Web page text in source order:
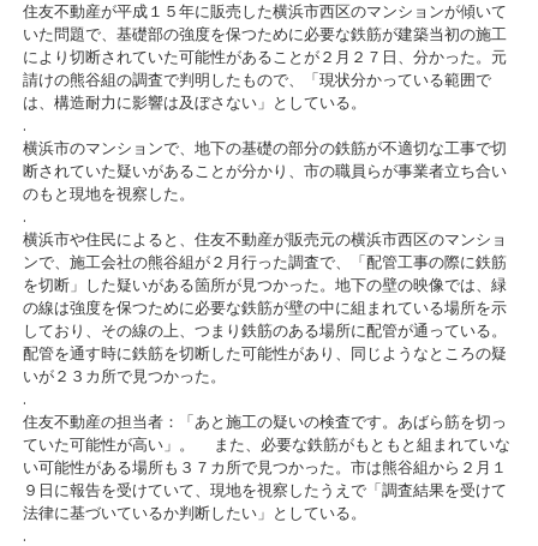
住友不動産が平成１５年に販売した横浜市西区のマンションが傾いて
いた問題で、基礎部の強度を保つために必要な鉄筋が建築当初の施工
により切断されていた可能性があることが２月２７日、分かった。元
請けの熊谷組の調査で判明したもので、「現状分かっている範囲で
は、構造耐力に影響は及ぼさない」としている。
横浜市のマンションで、地下の基礎の部分の鉄筋が不適切な工事で切
断されていた疑いがあることが分かり、市の職員らが事業者立ち合い
のもと現地を視察した。
横浜市や住民によると、住友不動産が販売元の横浜市西区のマンショ
ンで、施工会社の熊谷組が２月行った調査で、「配管工事の際に鉄筋
を切断」した疑いがある箇所が見つかった。地下の壁の映像では、緑
の線は強度を保つために必要な鉄筋が壁の中に組まれている場所を示
しており、その線の上、つまり鉄筋のある場所に配管が通っている。
配管を通す時に鉄筋を切断した可能性があり、同じようなところの疑
いが２３カ所で見つかった。
住友不動産の担当者：「あと施工の疑いの検査です。あばら筋を切っ
ていた可能性が高い」。 また、必要な鉄筋がもともと組まれていな
い可能性がある場所も３７カ所で見つかった。市は熊谷組から２月１
９日に報告を受けていて、現地を視察したうえで「調査結果を受けて
法律に基づいているか判断したい」としている。